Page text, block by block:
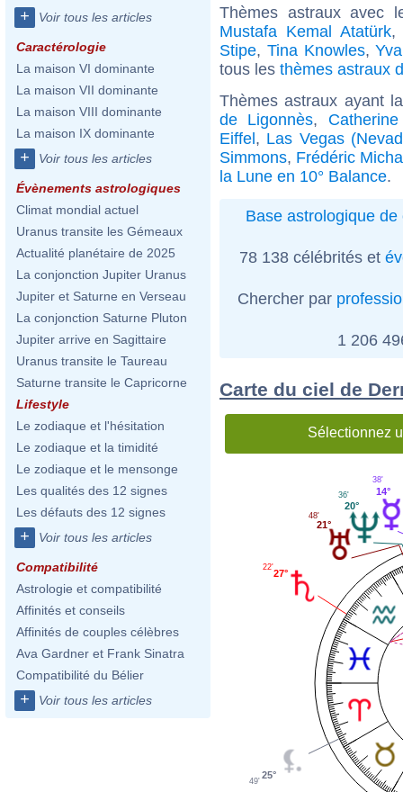
+ Voir tous les articles
Caractérologie
La maison VI dominante
La maison VII dominante
La maison VIII dominante
La maison IX dominante
+ Voir tous les articles
Évènements astrologiques
Climat mondial actuel
Uranus transite les Gémeaux
Actualité planétaire de 2025
La conjonction Jupiter Uranus
Jupiter et Saturne en Verseau
La conjonction Saturne Pluton
Jupiter arrive en Sagittaire
Uranus transite le Taureau
Saturne transite le Capricorne
Lifestyle
Le zodiaque et l'hésitation
Le zodiaque et la timidité
Le zodiaque et le mensonge
Les qualités des 12 signes
Les défauts des 12 signes
+ Voir tous les articles
Compatibilité
Astrologie et compatibilité
Affinités et conseils
Affinités de couples célèbres
Ava Gardner et Frank Sinatra
Compatibilité du Bélier
+ Voir tous les articles
Thèmes astraux avec
Mustafa Kemal Atatürk
Stipe, Tina Knowles,
tous les thèmes astraux
Thèmes astraux ayant
de Ligonnès,
Eiffel, Las Vegas
Simmons, Frédéric
la Lune en 10° Balance.
Base astrologique de
78 138 célébrités et
Chercher par
1 206
Carte du ciel de
Sélectionnez
14°
38'
20°
36'
21°
48'
27°
22'
25°
49'